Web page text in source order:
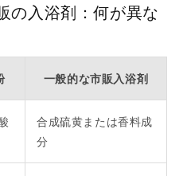
の入浴剤：何が異な
一般的な市販入浴剤
合成硫黄または香料成
分